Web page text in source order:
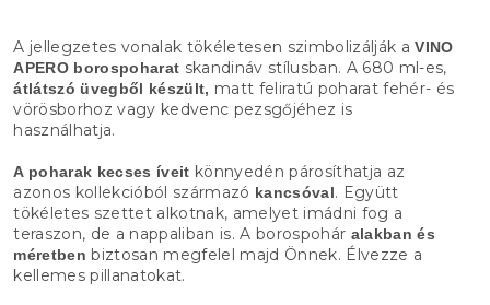
A jellegzetes vonalak tökéletesen szimbolizálják aVINO
APERO borospoharat skandináv stílusban. A 680 ml-es,
átlátszó üvegből készült, matt feliratú poharat fehér- és
vörösborhoz vagy kedvenc pezsgőjéhez is
használhatja.
A poharak kecses íveit könnyedén párosíthatja az
azonos kollekcióból származó kancsóval. Együtt
tökéletes szettet alkotnak, amelyet imádni fog a
teraszon, de a nappaliban is. A borospohár alakban és
méretben biztosan megfelel majd Önnek. Élvezze a
kellemes pillanatokat.